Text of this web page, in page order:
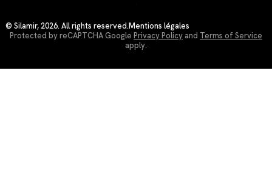
© Silamir, 2026. All rights reserved.Mentions légales
Protected by reCAPTCHA Google Privacy Policy and Terms of Service
apply.